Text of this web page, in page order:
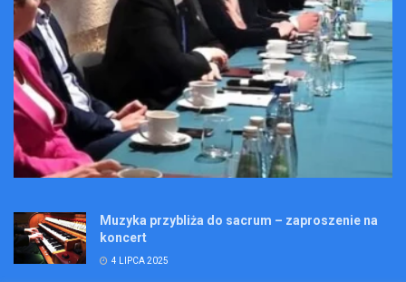
Muzyka przybliża do sacrum – zaproszenie na
koncert
4 LIPCA 2025